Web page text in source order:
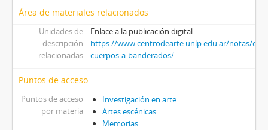
Área de materiales relacionados
Unidades de
descripción
relacionadas
Enlace a la publicación digital:
https://www.centrodearte.unlp.edu.ar/notas/
cuerpos-a-banderados/
Puntos de acceso
Puntos de acceso
por materia
Investigación en arte
Artes escénicas
Memorias